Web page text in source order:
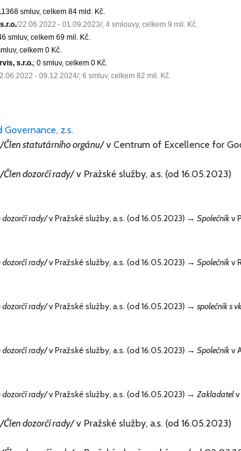
smluv, celkem 84 mld. Kč.
/22.06.2022 - 01.09.2023/; 4 smlouvy, celkem 9 mil. Kč.
smluv, celkem 69 mil. Kč.
celkem 0 Kč.
s.r.o.; 0 smluv, celkem 0 Kč.
- 09.12.2024/; 6 smluv, celkem 82 mil. Kč.
z.s.
/Člen statutárního orgánu/v Centrum of Excellence for
/Člen dozorčí rady/v Pražské služby, a.s. (od 16.05.2023)
dozorčí rady/v Pražské služby, a.s. (od 16.05.2023) → Společníkv
dozorčí rady/v Pražské služby, a.s. (od 16.05.2023) → Společníkv
dozorčí rady/v Pražské služby, a.s. (od 16.05.2023) → společník s
dozorčí rady/v Pražské služby, a.s. (od 16.05.2023) → Společníkv
dozorčí rady/v Pražské služby, a.s. (od 16.05.2023) →Zakladatelv
/Člen dozorčí rady/v Pražské služby, a.s. (od 16.05.2023)